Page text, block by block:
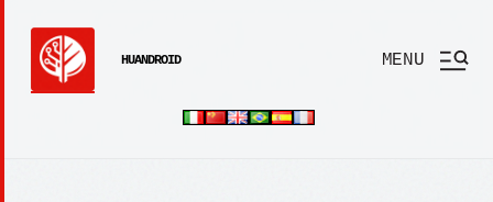
HUANDROID MENU